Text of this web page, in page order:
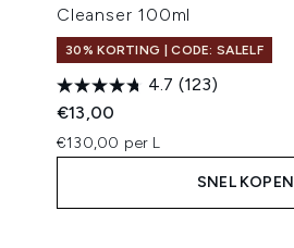
Cleanser 100ml
30% KORTING | CODE: SALELF
4.7 (123)
€13,00
€130,00 per L
SNEL KOPEN